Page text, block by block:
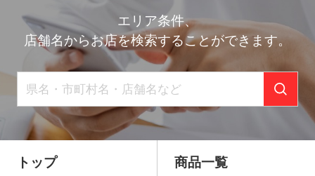
エリア条件、
店舗名からお店を検索することができます。
トップ 商品一覧